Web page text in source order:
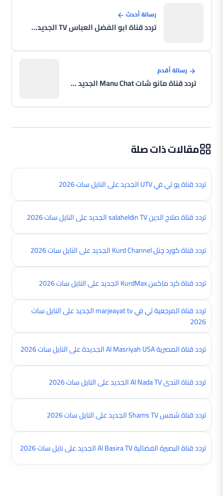
رسالة أحدث
تردد قناة ابو الفضل العباس TV الجديدة على النايل سات 2026
رسالة أقدم
تردد قناة مانو شات Manu Chat الجديد على النايل سات 2026
مقالات ذات صلة
تردد قناة يو تي في UTV الجديد على النايل سات 2026
تردد قناة صلاح الدين salaheldin TV الجديد على النايل سات 2026
تردد قناة کورد چنل Kurd Channel الجديد على النايل سات 2026
تردد قناة كرد ماكس KurdMax الجديد على النايل سات 2026
تردد قناة المرجعية تي في marjeayat tv الجديد على النايل سات
2026
تردد قناة المصرية Al Masriyah USA الجديدة على النايل سات 2026
تردد قناة الندى Al Nada TV الجديد على النايل سات 2026
تردد قناة شمس Shams TV الجديد على النايل سات 2026
تردد قناة البصيرة الفضائية Al Basira TV الجديد على نايل سات 2026